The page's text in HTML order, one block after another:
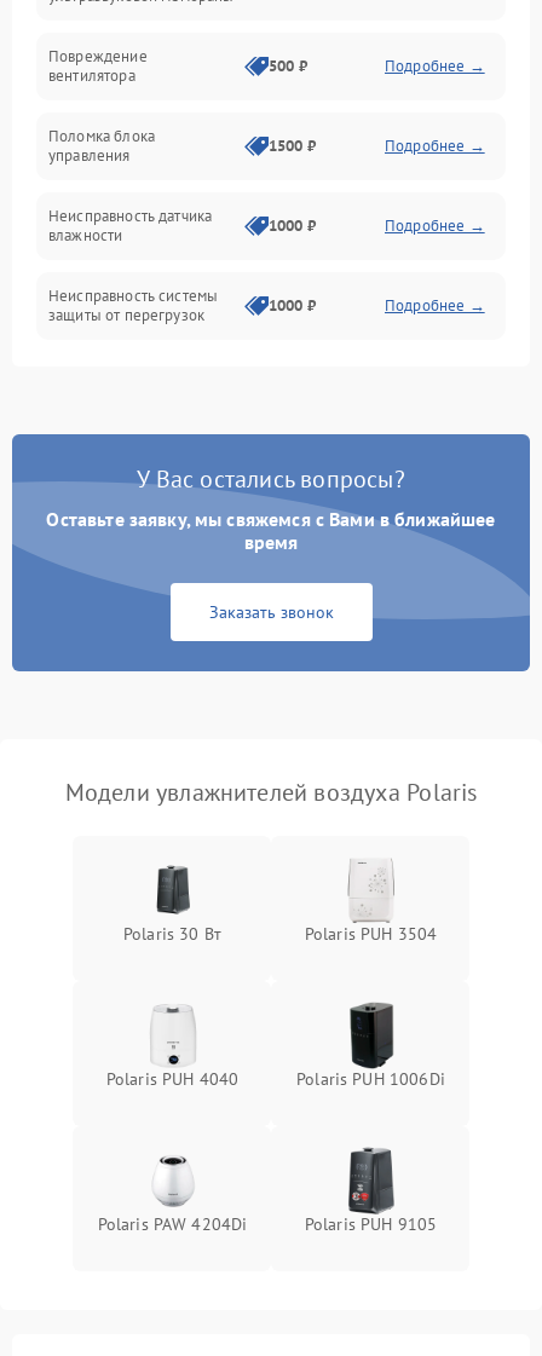
Датчики
Повреждение
вентилятора
500 ₽ Подробнее →
Поломка блока
управления
1500 ₽ Подробнее →
Неисправность датчика
влажности
1000 ₽ Подробнее →
Неисправность системы
защиты от перегрузок
1000 ₽ Подробнее →
Поломка системы защиты
от короткого замыкания
1000 ₽ Подробнее →
защиты от перегрева
Подробнее →
Повреждение системы
перенапряжения
Не отключается Подробнее →
У Вас остались вопросы?
Оставьте заявку, мы свяжемся с Вами в ближайшее
время
Заказать звонок
Модели увлажнителей воздуха Polaris
Polaris 30 Вт Polaris PUH 3504
Polaris PUH 4040 Polaris PUH 1006Di
Polaris PAW 4204Di Polaris PUH 9105